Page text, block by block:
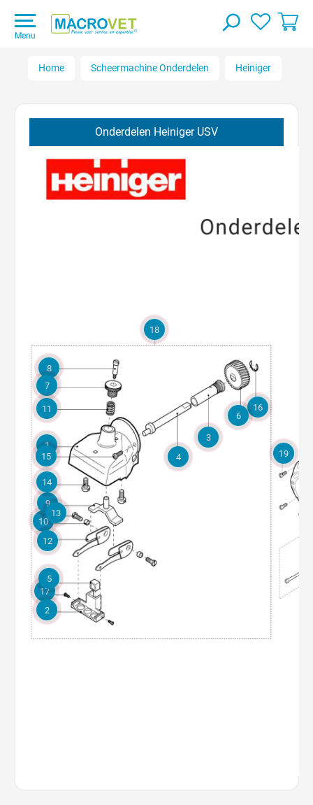
Menu
Home Scheermachine Onderdelen Heiniger
Onderdelen Heiniger USV
8
3
7
17
10
4
11 16
1
15
9
18
2
5
19
12
14
6
13